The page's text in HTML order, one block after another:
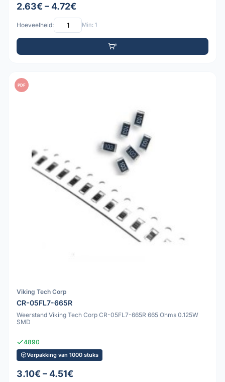
2.63€ – 4.72€
Hoeveelheid: Min: 1
PDF
Viking Tech Corp
CR-05FL7-665R
Weerstand Viking Tech Corp CR-05FL7-665R 665 Ohms 0.125W
SMD
4890
Verpakking van 1000 stuks
3.10€ – 4.51€